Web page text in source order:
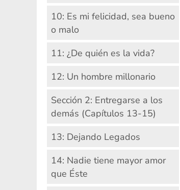
10: Es mi felicidad, sea bueno
o malo
11: ¿De quién es la vida?
12: Un hombre millonario
Sección 2: Entregarse a los
demás (Capítulos 13-15)
13: Dejando Legados
14: Nadie tiene mayor amor
que Éste